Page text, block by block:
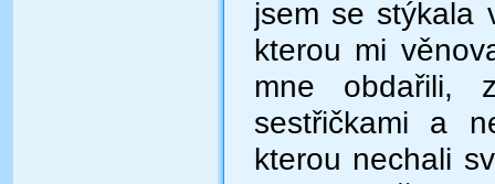
jsem se stýkala
kterou mi
mne obdařili,
sestřičkami a
kterou nechali